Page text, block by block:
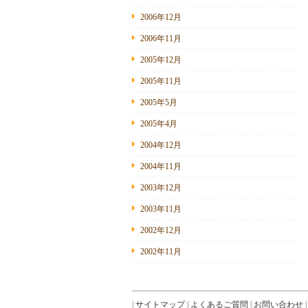
2006年12月
2006年11月
2005年12月
2005年11月
2005年5月
2005年4月
2004年12月
2004年11月
2003年12月
2003年11月
2002年12月
2002年11月
サイトマップ| よくあるご質問 お問い合わせ